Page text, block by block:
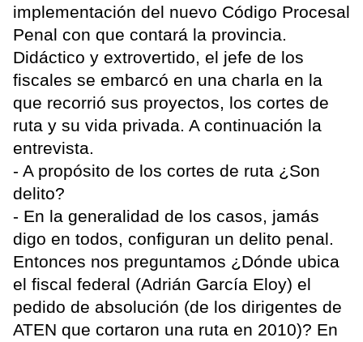
implementación del nuevo Código Procesal
Penal con que contará la provincia.
Didáctico y extrovertido, el jefe de los
fiscales se embarcó en una charla en la
que recorrió sus proyectos, los cortes de
ruta y su vida privada. A continuación la
entrevista.
- A propósito de los cortes de ruta ¿Son
delito?
- En la generalidad de los casos, jamás
digo en todos, configuran un delito penal.
Entonces nos preguntamos ¿Dónde ubica
el fiscal federal (Adrián García Eloy) el
pedido de absolución (de los dirigentes de
ATEN que cortaron una ruta en 2010)? En